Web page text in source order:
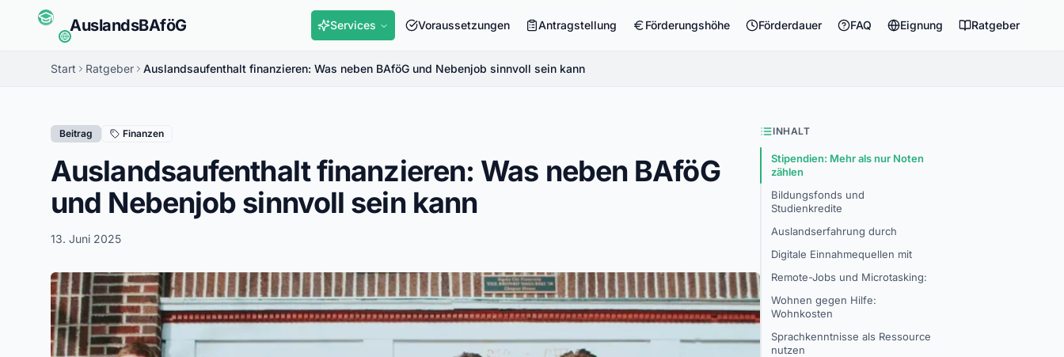
AuslandsBAföG Services Voraussetzungen Antragstellung Förderungshöhe Förderdauer FAQ Eignung Ratgeber
Start Ratgeber Auslandsaufenthalt finanzieren: Was neben BAföG und Nebenjob sinnvoll sein kann
Beitrag Finanzen
Auslandsaufenthalt finanzieren: Was neben BAföG
und Nebenjob sinnvoll sein kann
13. Juni 2025
INHALT
Stipendien: Mehr als nur Noten
zählen
Bildungsfonds und
Studienkredite
Auslandserfahrung durch
Digitale Einnahmequellen mit
Remote-Jobs und Microtasking:
Wohnen gegen Hilfe:
Wohnkosten
Sprachkenntnisse als Ressource
nutzen